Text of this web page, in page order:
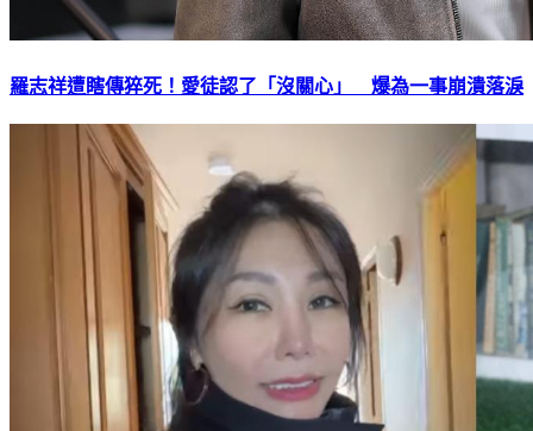
羅志祥遭瞎傳猝死！愛徒認了「沒關心」 爆為一事崩潰落淚